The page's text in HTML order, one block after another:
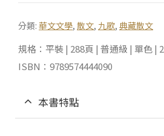
分類: 華文文學, 散文, 九歌, 典藏散文
規格：平裝 | 288頁 | 普通級 | 單色 |
ISBN：9789574444090
本書特點